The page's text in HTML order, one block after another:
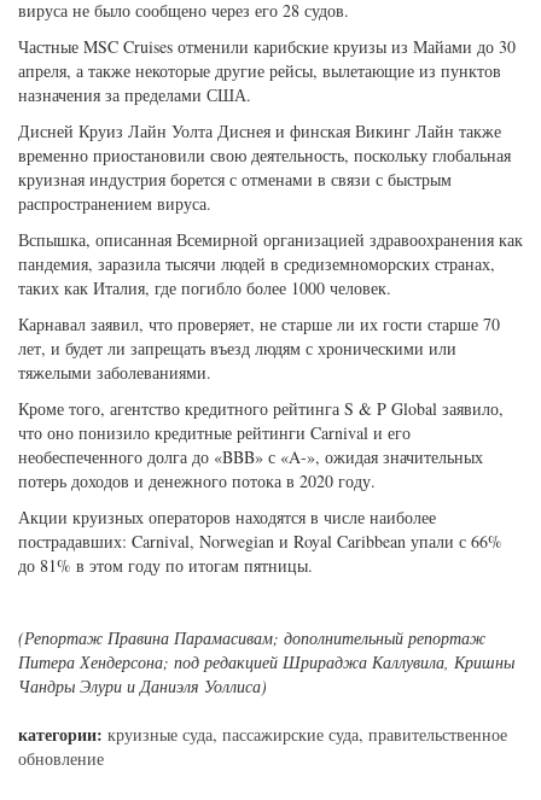
вируса не было сообщено через его 28 судов.
Частные MSC Cruises отменили карибские круизы из Майами до 30
апреля, а также некоторые другие рейсы, вылетающие из пунктов
назначения за пределами США.
Дисней Круиз Лайн Уолта Диснея и финская Викинг Лайн также
временно приостановили свою деятельность, поскольку глобальная
круизная индустрия борется с отменами в связи с быстрым
распространением вируса.
Вспышка, описанная Всемирной организацией здравоохранения как
пандемия, заразила тысячи людей в средиземноморских странах,
таких как Италия, где погибло более 1000 человек.
Карнавал заявил, что проверяет, не старше ли их гости старше 70
лет, и будет ли запрещать въезд людям с хроническими или
тяжелыми заболеваниями.
Кроме того, агентство кредитного рейтинга S & P Global заявило,
что оно понизило кредитные рейтинги Carnival и его
необеспеченного долга до «BBB» с «A-», ожидая значительных
потерь доходов и денежного потока в 2020 году.
Акции круизных операторов находятся в числе наиболее
пострадавших: Carnival, Norwegian и Royal Caribbean упали с 66%
до 81% в этом году по итогам пятницы.
(Репортаж Правина Парамасивам; дополнительный репортаж
Питера Хендерсона; под редакцией Шрираджа Каллувила, Кришны
Чандры Элури и Даниэля Уоллиса)
категории: круизные суда, пассажирские суда, правительственное
обновление